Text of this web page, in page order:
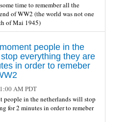
time to remember all the
of WW2 (the world was not one
of Mai 1945)
people in the
everything they are
in order to remeber
AM PDT
people in the netherlands will stop
for 2 minutes in order to remeber